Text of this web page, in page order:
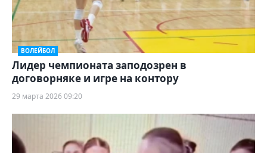
ВОЛЕЙБОЛ
Лидер чемпионата заподозрен в
договорняке и игре на контору
29 марта 2026 09:20